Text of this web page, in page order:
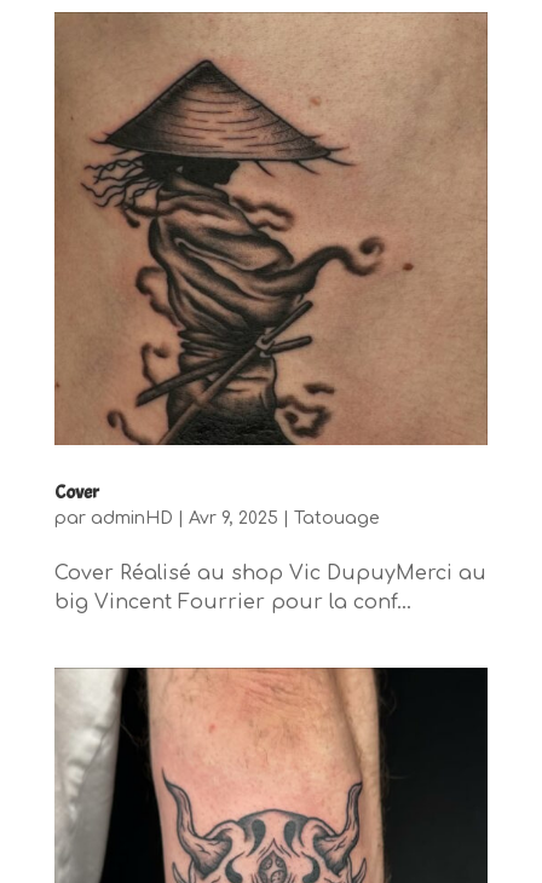
Cover
par adminHD Avr 9, 2025 Tatouage
Cover Réalisé au shop Vic DupuyMerci au
big Vincent Fourrier pour la conf...